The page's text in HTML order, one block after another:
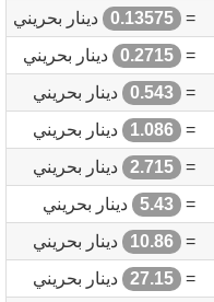
=
0.13575
دينار بحريني
=
0.2715
دينار بحريني
=
0.543
دينار بحريني
=
1.086
دينار بحريني
=
2.715
دينار بحريني
=
5.43
دينار بحريني
=
10.86
دينار بحريني
=
27.15
دينار بحريني